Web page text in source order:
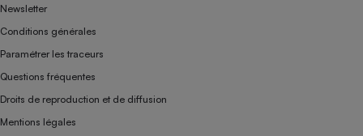
Newsletter
Conditions générales
Paramétrer les traceurs
Questions fréquentes
Droits de reproduction et de diffusion
Mentions légales